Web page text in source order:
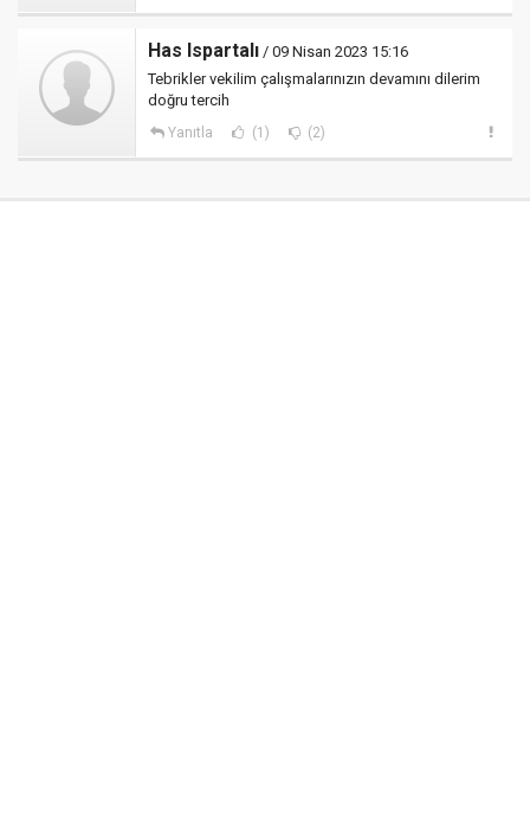
Has Ispartalı / 09 Nisan 2023 15:16
Tebrikler vekilim çalışmalarınızın devamını dilerim
doğru tercih
Yanıtla (1) (2)